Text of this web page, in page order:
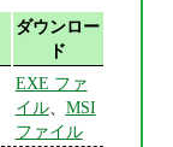
ダウンロー
ド
EXE ファ
イル、 MSI
ファイル